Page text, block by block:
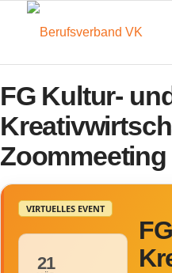
FG Kultur-
Zoommeeting
VIRTUELLES EVENT
21